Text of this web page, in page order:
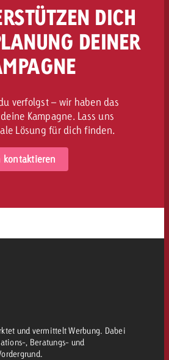
DICH
DEINER
verfolgst – wir haben das
Kampagne. Lass uns
Lösung für dich finden.
kontaktieren
und vermittelt Werbung. Dabei
, Beratungs- und